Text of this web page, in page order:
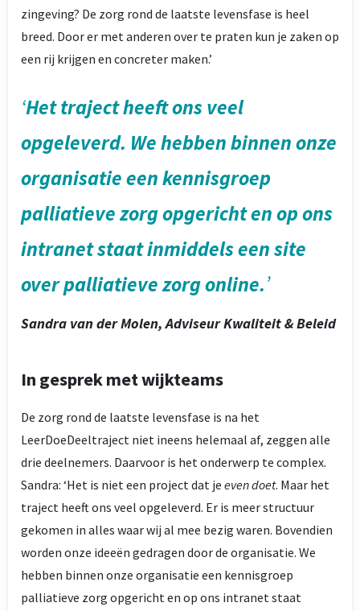
zingeving? De zorg rond de laatste levensfase is heel
breed. Door er met anderen over te praten kun je zaken op
een rij krijgen en concreter maken.’
Het traject heeft ons veel
opgeleverd. We hebben binnen onze
organisatie een kennisgroep
palliatieve zorg opgericht en op ons
intranet staat inmiddels een site
over palliatieve zorg online.
Sandra van der Molen, Adviseur Kwaliteit & Beleid
In gesprek met wijkteams
De zorg rond de laatste levensfase is na het
LeerDoeDeeltraject niet ineens helemaal af, zeggen alle
drie deelnemers. Daarvoor is het onderwerp te complex.
Sandra: ‘Het is niet een project dat je even doet. Maar het
traject heeft ons veel opgeleverd. Er is meer structuur
gekomen in alles waar wij al mee bezig waren. Bovendien
worden onze ideeën gedragen door de organisatie. We
hebben binnen onze organisatie een kennisgroep
palliatieve zorg opgericht en op ons intranet staat